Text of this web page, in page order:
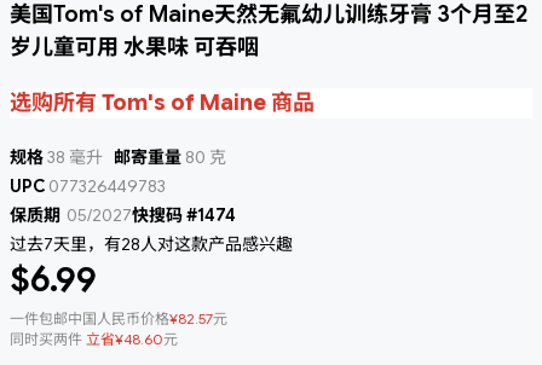
美国Tom's of Maine天然无氟幼儿训练牙膏 3个月至2
岁儿童可用 水果味 可吞咽
选购所有 Tom's of Maine 商品
规格38 毫升 邮寄重量 80 克
UPC 077326449783
保质期 05/2027快搜码 #1474
过去7天里，有28人对这款产品感兴趣
$6.99
一件包邮中国人民币价格¥82.57元
同时买两件 立省¥48.60元